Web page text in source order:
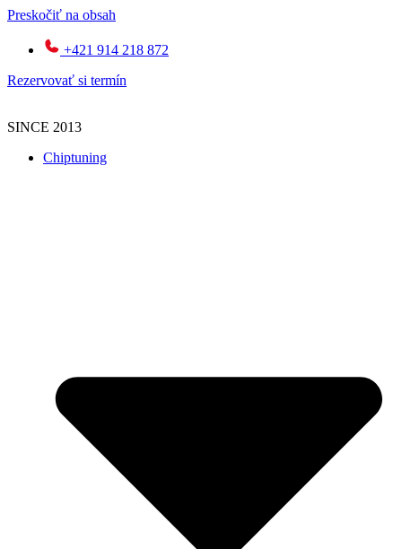
Preskočiť na obsah
+421 914 218 872
Rezervovať si termín
SINCE 2013
Chiptuning